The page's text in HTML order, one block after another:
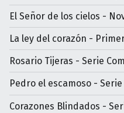
El Señor de los cielos -
La ley del corazón -
Rosario Tijeras - Serie
Pedro el escamoso -
Corazones Blindados -